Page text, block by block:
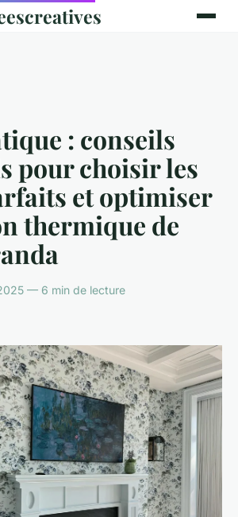
: conseils
pour choisir les
et optimiser
thermique de
— 6 min de lecture